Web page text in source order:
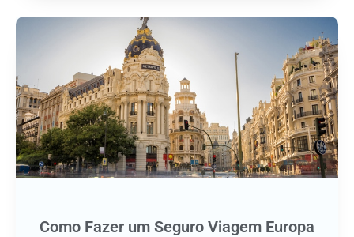
Como Fazer um Seguro Viagem Europa